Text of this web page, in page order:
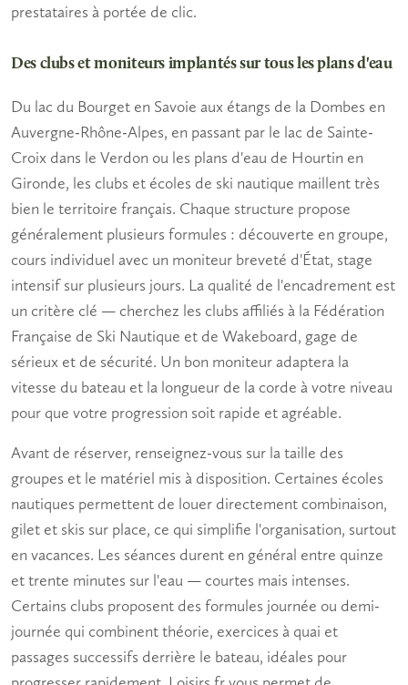
prestataires à portée de clic.
Des clubs et moniteurs implantés sur tous les plans d'eau
Du lac du Bourget en Savoie aux étangs de la Dombes en
Auvergne-Rhône-Alpes, en passant par le lac de Sainte-
Croix dans le Verdon ou les plans d'eau de Hourtin en
Gironde, les clubs et écoles de ski nautique maillent très
bien le territoire français. Chaque structure propose
généralement plusieurs formules : découverte en groupe,
cours individuel avec un moniteur breveté d'État, stage
intensif sur plusieurs jours. La qualité de l'encadrement est
un critère clé — cherchez les clubs affiliés à la Fédération
Française de Ski Nautique et de Wakeboard, gage de
sérieux et de sécurité. Un bon moniteur adaptera la
vitesse du bateau et la longueur de la corde à votre niveau
pour que votre progression soit rapide et agréable.
Avant de réserver, renseignez-vous sur la taille des
groupes et le matériel mis à disposition. Certaines écoles
nautiques permettent de louer directement combinaison,
gilet et skis sur place, ce qui simplifie l'organisation, surtout
en vacances. Les séances durent en général entre quinze
et trente minutes sur l'eau — courtes mais intenses.
Certains clubs proposent des formules journée ou demi-
journée qui combinent théorie, exercices à quai et
passages successifs derrière le bateau, idéales pour